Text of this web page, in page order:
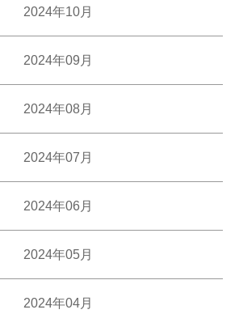
2024年10月
2024年09月
2024年08月
2024年07月
2024年06月
2024年05月
2024年04月